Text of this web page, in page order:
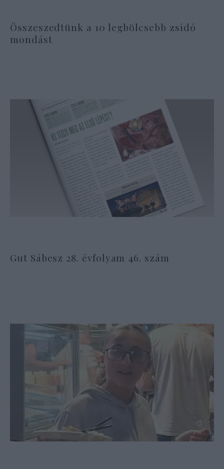
Összeszedtünk a 10 legbölcsebb zsidó
mondást
Gut Sábesz 28. évfolyam 46. szám